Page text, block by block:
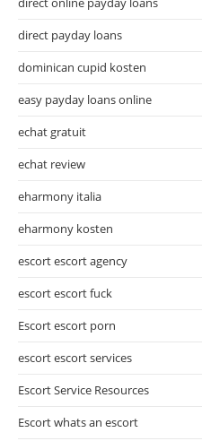
direct payday loans
dominican cupid kosten
easy payday loans online
echat gratuit
echat review
eharmony italia
eharmony kosten
escort escort agency
escort escort fuck
Escort escort porn
escort escort services
Escort Service Resources
Escort whats an escort